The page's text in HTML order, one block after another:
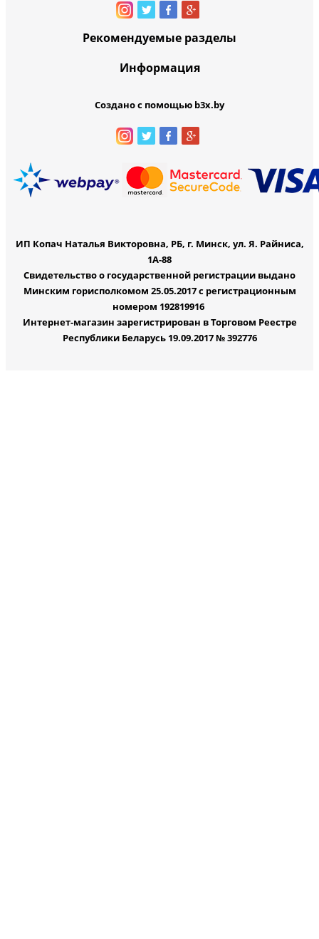
Рекомендуемые разделы
Информация
Создано с помощью b3x.by
ИП Копач Наталья Викторовна, РБ, г. Минск, ул. Я. Райниса,
1А-88
Свидетельство о государственной регистрации выдано
Минским горисполкомом 25.05.2017 с регистрационным
номером 192819916
Интернет-магазин зарегистрирован в Торговом Реестре
Республики Беларусь 19.09.2017 № 392776